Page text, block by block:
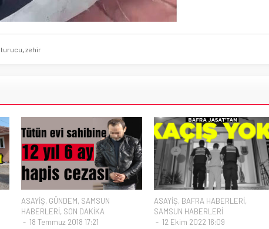
zehir
ASAYİŞ, GÜNDEM, SAMSUN
HABERLERİ, SON DAKİKA
18 Temmuz 2018 17:21
ASAYİŞ, BAFRA HABERLERİ,
SAMSUN HABERLERİ
12 Ekim 2022 16:09